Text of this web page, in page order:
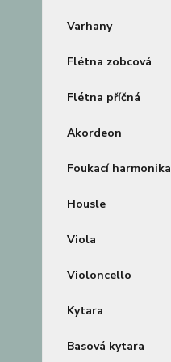
Varhany
Flétna zobcová
Flétna příčná
Akordeon
Foukací harmonika
Housle
Viola
Violoncello
Kytara
Basová kytara